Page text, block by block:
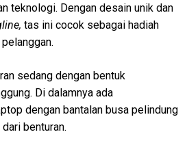
teknologi. Dengan desain unik dan
tas ini cocok sebagai hadiah
sedang dengan bentuk
Di dalamnya ada
dengan bantalan busa pelindung
benturan.